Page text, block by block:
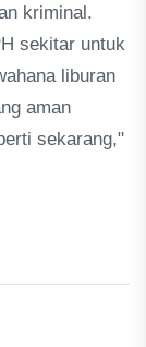
kriminal.
sekitar untuk
liburan
aman
sekarang,"